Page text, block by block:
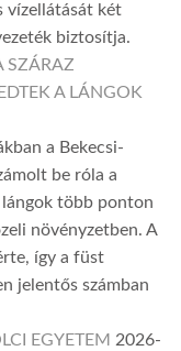
vízellátását két
biztosítja.
SZÁRAZ
A LÁNGOK
a Bekecsi-
be róla a
lángok több ponton
növényzetben. A
így a füst
jelentős számban
EGYETEM 2026-